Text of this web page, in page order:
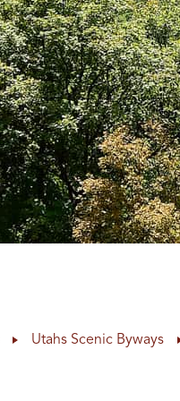
Utahs Scenic Byways